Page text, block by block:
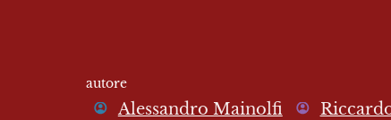
autore
Alessandro Mainolfi